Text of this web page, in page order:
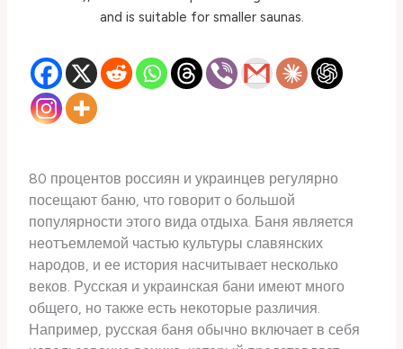
80 процентов россиян и украинцев регулярно
посещают баню, что говорит о большой
популярности этого вида отдыха. Баня является
неотъемлемой частью культуры славянских
народов, и ее история насчитывает несколько
веков. Русская и украинская бани имеют много
общего, но также есть некоторые различия.
Например, русская баня обычно включает в себя